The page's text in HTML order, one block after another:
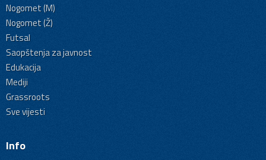
Nogomet (M)
Nogomet (Ž)
Futsal
Saopštenja za javnost
Edukacija
Mediji
Grassroots
Sve vijesti
Info